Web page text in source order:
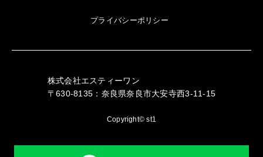
プライバシーポリシー
株式会社エスティーワン
〒630-8135：奈良県奈良市大安寺西3-11-15
Copyright© st1